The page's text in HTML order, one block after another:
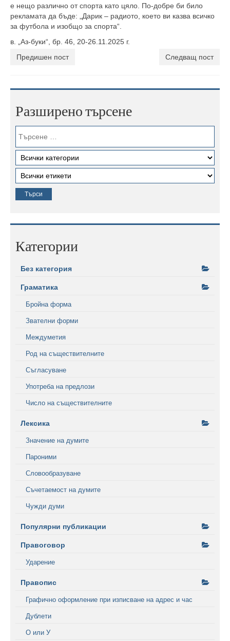
е нещо различно от спорта като цяло. По-добре би било
рекламата да бъде: „Дарик – радиото, което ви казва всичко
за футбола и изобщо за спорта“.
в. „Аз-буки“, бр. 46, 20-26.11.2025 г.
Предишен пост
Следващ пост
Разширено търсене
Категории
Без категория
Граматика
Бройна форма
Звателни форми
Междуметия
Род на съществителните
Съгласуване
Употреба на предлози
Число на съществителните
Лексика
Значение на думите
Пароними
Словообразуване
Съчетаемост на думите
Чужди думи
Популярни публикации
Правоговор
Ударение
Правопис
Графично оформление при изписване на адрес и час
Дублети
О или У